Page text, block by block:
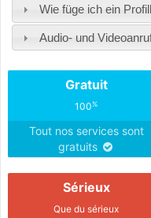
Wie füge ich ein
Audio- und
Gratuit
100%
Tout nos services sont
gratuits
Sérieux
Que du sérieux